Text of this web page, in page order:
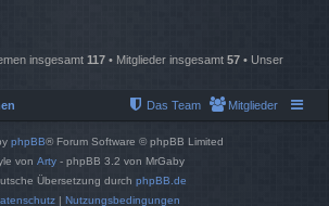
insgesamt 117 • Mitglieder insgesamt 57 • Unser
Mitglieder
Das Team
phpBB® Forum Software © phpBB Limited
von Arty - phpBB 3.2 von MrGaby
Übersetzung durch phpBB.de
| Nutzungsbedingungen